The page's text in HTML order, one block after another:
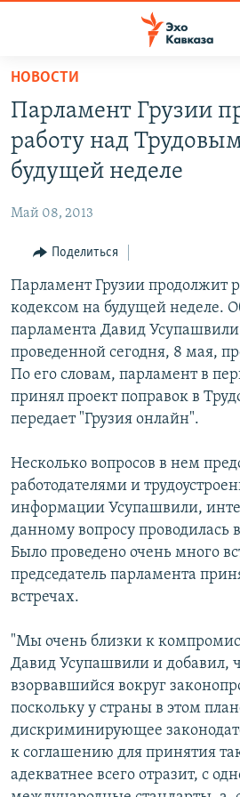
Вернуться
основному
содержанию
Вернутся
главной
Вернутся
поиску
ТБИЛИСИ
СУХУМИ
ВЕСЬ КАВКАЗ
СЕВЕРНЫЙ КАВКАЗ
АРМЕНИЯ
АЗЕРБАЙДЖАН
ТЕМЫ
ПОЛИТИКА
ЭКОНОМИКА
ОБЩЕСТВО
КУЛЬТУРА
СПОРТ
РУБРИКИ
НЕКРУГЛЫЙ СТОЛ
ГОСТЬ НЕДЕЛИ
ПОЗИЦИЯ
БЛОГИ
ЧИТАЕМ ПРЕССУ
МУЛЬТИМЕДИА
ВИДЕО
ФОТО
АУДИО
ПОДКАСТЫ
АРХИВ РАДИОПРОГРАММЫ
ПРИСОЕДИНЯЙТЕСЬ!
Все сайты РСЕ/РС
НОВОСТИ
Парламент Грузии
работу над
будущей неделе
Май 08, 2013
Поделиться
Парламент Грузии продолжит
кодексом на будущей неделе.
парламента Давид Усупашвили
проведенной сегодня, 8 мая,
По его словам, парламент в
принял проект поправок в
передает "Грузия онлайн".
Несколько вопросов в нем
работодателями и
информации Усупашвили,
данному вопросу проводилась
Было проведено очень много
председатель парламента
встречах.
"Мы очень близки к
Давид Усупашвили и добавил,
взорвавшийся вокруг
поскольку у страны в этом
дискриминирующее
к соглашению для принятия
адекватнее всего отразит, с